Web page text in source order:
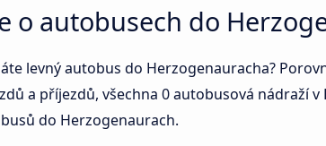
o autobusech do
levný autobus do Herzogenauracha?
a příjezdů, všechna 0 autobusová nádraží
do Herzogenaurach.